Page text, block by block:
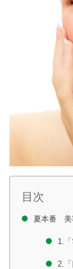
目次
夏本番 美
1.
2.